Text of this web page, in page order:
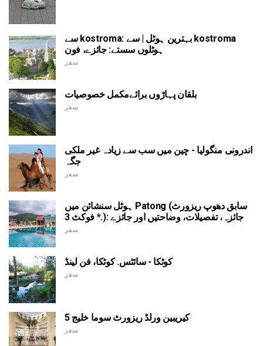
سے kostroma: بہترین ہوٹل | سے kostroma
ہوٹلوں سستے: جائزے، فون
سفر
بلقان پہاڑوں برائےمکمل خصوصیات
سفر
اندرونی منگولیا - چین میں سب سے زیادہ غیر ملکی
جگہ
سفر
ہوٹل سنشائن میں Patong (سابق دھوپ ریزورٹ
فوکٹ 3 *.): جائزہ، تفصیلات، وضاحتیں اور جائزے
سفر
کوٹکا - سائٹس. کوٹکا، فن لینڈ
سفر
کیریبین ورلڈ ریزورٹ سوما خلیج 5
سفر